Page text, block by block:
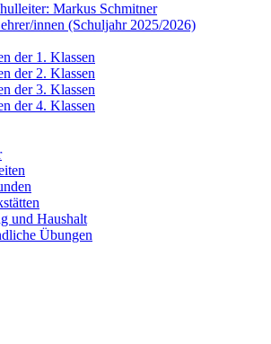
Markus Schmitner
innen (Schuljahr 2025/2026)
der 1. Klassen
der 2. Klassen
der 3. Klassen
der 4. Klassen
und Haushalt
Übungen